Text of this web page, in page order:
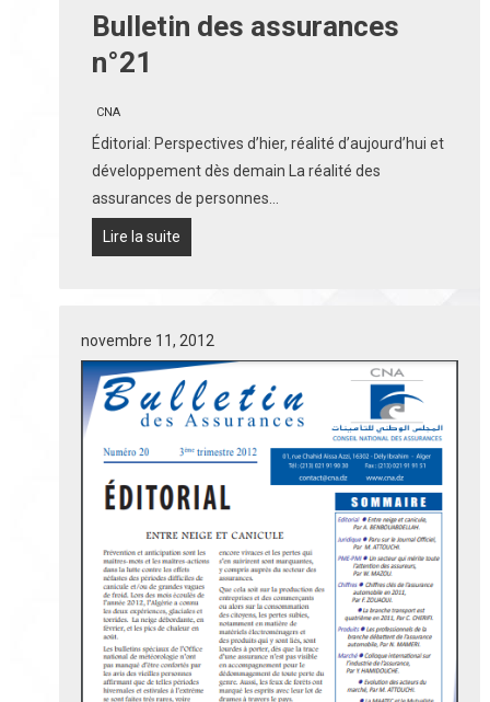
Bulletin des assurances
n°21
CNA
Éditorial: Perspectives d’hier, réalité d’aujourd’hui et
développement dès demain La réalité des
assurances de personnes…
Lire la suite
novembre 11, 2012